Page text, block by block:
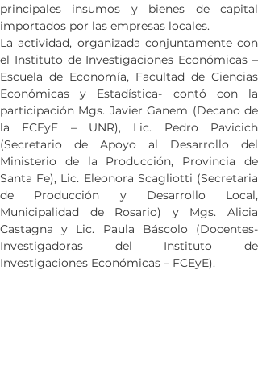
principales insumos y bienes de capital
importados por las empresas locales.
La actividad, organizada conjuntamente con
el Instituto de Investigaciones Económicas –
Escuela de Economía, Facultad de Ciencias
Económicas y Estadística- contó con la
participación Mgs. Javier Ganem (Decano de
la FCEyE – UNR), Lic. Pedro Pavicich
(Secretario de Apoyo al Desarrollo del
Ministerio de la Producción, Provincia de
Santa Fe), Lic. Eleonora Scagliotti (Secretaria
de Producción y Desarrollo Local,
Municipalidad de Rosario) y Mgs. Alicia
Castagna y Lic. Paula Báscolo (Docentes-
Investigadoras del Instituto de
Investigaciones Económicas – FCEyE).